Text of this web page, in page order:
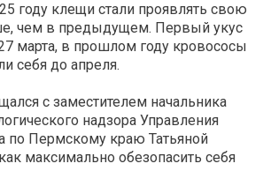
году клещи стали проявлять свою
чем в предыдущем. Первый укус
марта, в прошлом году кровососы
себя до апреля.
с заместителем начальника
надзора Управления
по Пермскому краю Татьяной
максимально обезопасить себя